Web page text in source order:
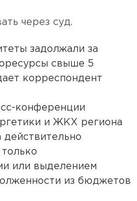
через суд.
задолжали за
свыше 5
корреспондент
конференции
и ЖКХ региона
действительно
или выделением
из бюджетов